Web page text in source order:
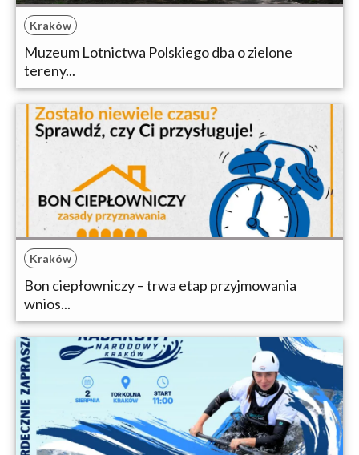
Kraków
Muzeum Lotnictwa Polskiego dba o zielone
tereny...
Kraków
Bon ciepłowniczy – trwa etap przyjmowania
wnios...